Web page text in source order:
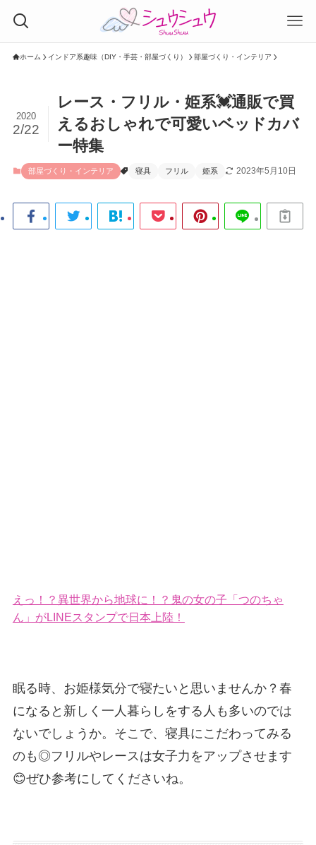
ホーム インドア系趣味（DIY・手芸・部屋づくり） 部屋づくり・インテリア
レース・フリル・姫系💓通販で買
えるおしゃれで可愛いベッドカバ
ー特集
2020
2/22
部屋づくり・インテリア 寝具 フリル 姫系 2023年5月10日
えっ！？異世界から地球に！？鬼の女の子「つのちゃ
ん」がLINEスタンプで日本上陸！
眠る時、お姫様気分で寝たいと思いませんか？春
になると新しく一人暮らしをする人も多いのでは
ないでしょうか。そこで、寝具にこだわってみる
のも◎フリルやレースは女子力をアップさせます
😊ぜひ参考にしてくださいね。